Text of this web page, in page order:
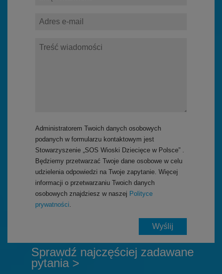
Administratorem Twoich danych osobowych
podanych w formularzu kontaktowym jest
Stowarzyszenie „SOS Wioski Dziecięce w Polsce” .
Będziemy przetwarzać Twoje dane osobowe w celu
udzielenia odpowiedzi na Twoje zapytanie. Więcej
informacji o przetwarzaniu Twoich danych
osobowych znajdziesz w naszej Polityce
prywatności
Sprawdź najczęściej zadawane
pytania >